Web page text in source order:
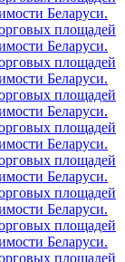
Беларуси.
площадей
Беларуси.
площадей
Беларуси.
площадей
Беларуси.
площадей
Беларуси.
площадей
Беларуси.
площадей
Беларуси.
площадей
Беларуси.
площадей